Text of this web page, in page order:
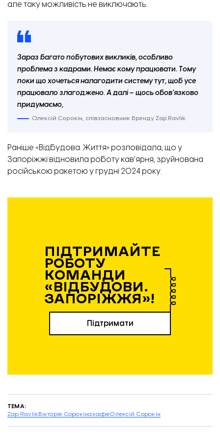
але таку можливість не виключають.
Зараз багато побутових викликів, особливо
проблема з кадрами. Немає кому працювати. Тому
поки що хочеться налагодити систему тут, щоб усе
працювало злагоджено. А далі – щось обов’язково
придумаємо,
Олексій Сорокін, співзасновник бренду Zap.Ravlik.
Раніше «Відбудова. Життя» розповідала, що у
Запоріжжі відновила роботу кав’ярня, зруйнована
російською ракетою у грудні 2024 року.
ПІДТРИМАЙТЕ
РОБОТУ
КОМАНДИ
«ВІДБУДОВИ.
ЗАПОРІЖЖЯ»!
Підтримати
ТЕМА:
Zap.Ravlik Вікторія Сорокіна кафеОлексій Сорокін